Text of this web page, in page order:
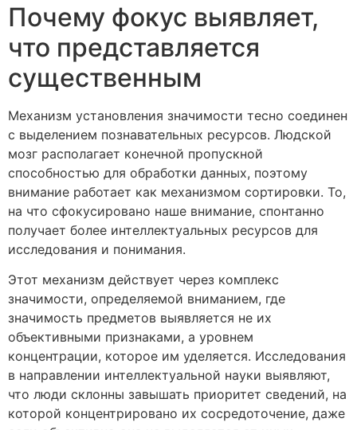
Почему фокус выявляет,
что представляется
существенным
Механизм установления значимости тесно соединен
с выделением познавательных ресурсов. Людской
мозг располагает конечной пропускной
способностью для обработки данных, поэтому
внимание работает как механизмом сортировки. То,
на что сфокусировано наше внимание, спонтанно
получает более интеллектуальных ресурсов для
исследования и понимания.
Этот механизм действует через комплекс
значимости, определяемой вниманием, где
значимость предметов выявляется не их
объективными признаками, а уровнем
концентрации, которое им уделяется. Исследования
в направлении интеллектуальной науки выявляют,
что люди склонны завышать приоритет сведений, на
которой концентрировано их сосредоточение, даже